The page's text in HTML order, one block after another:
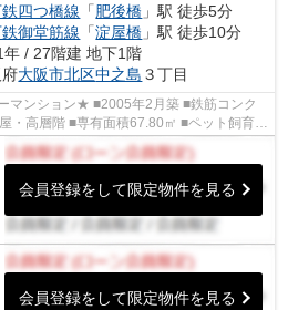
四つ橋線 「肥後橋 」駅 徒歩5分
御堂筋線 「淀屋橋 」駅 徒歩10分
年 / 27階建 地下1階
大阪市北区中之島 ３丁目
年2月築 ■鉄筋コンク
・高層階 ■専有面積67.80㎡ ■ペット飼育可
月リフォーム...
会員登録をして限定物件を見る
会員登録をして限定物件を見る